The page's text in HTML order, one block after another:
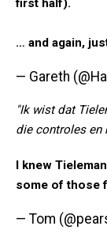
first half).
… and again,
— Gareth
"Ik wist dat
die controles en
I knew
some of those
— Tom